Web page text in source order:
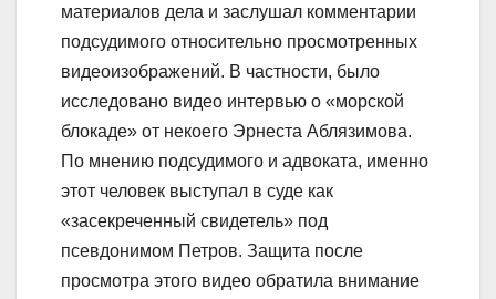
материалов дела и заслушал комментарии
подсудимого относительно просмотренных
видеоизображений. В частности, было
исследовано видео интервью о «морской
блокаде» от некоего Эрнеста Аблязимова.
По мнению подсудимого и адвоката, именно
этот человек выступал в суде как
«засекреченный свидетель» под
псевдонимом Петров. Защита после
просмотра этого видео обратила внимание